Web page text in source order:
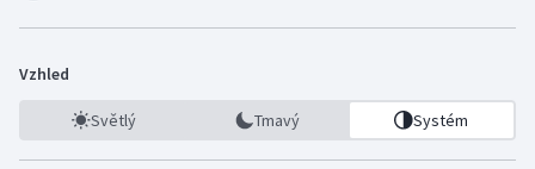
Vzhled
Světlý Tmavý Systém